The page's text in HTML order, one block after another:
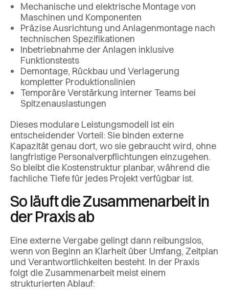
Mechanische und elektrische Montage von
Maschinen und Komponenten
Präzise Ausrichtung und Anlagenmontage nach
technischen Spezifikationen
Inbetriebnahme der Anlagen inklusive
Funktionstests
Demontage, Rückbau und Verlagerung
kompletter Produktionslinien
Temporäre Verstärkung interner Teams bei
Spitzenauslastungen
Dieses modulare Leistungsmodell ist ein
entscheidender Vorteil: Sie binden externe
Kapazität genau dort, wo sie gebraucht wird, ohne
langfristige Personalverpflichtungen einzugehen.
So bleibt die Kostenstruktur planbar, während die
fachliche Tiefe für jedes Projekt verfügbar ist.
So läuft die Zusammenarbeit in
der Praxis ab
Eine externe Vergabe gelingt dann reibungslos,
wenn von Beginn an Klarheit über Umfang, Zeitplan
und Verantwortlichkeiten besteht. In der Praxis
folgt die Zusammenarbeit meist einem
strukturierten Ablauf: